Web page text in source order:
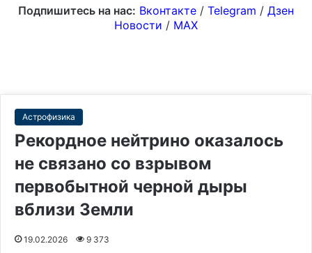
Подпишитесь на нас: Вконтакте / Telegram / Дзен
Новости / MAX